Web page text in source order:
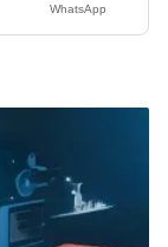
WhatsApp